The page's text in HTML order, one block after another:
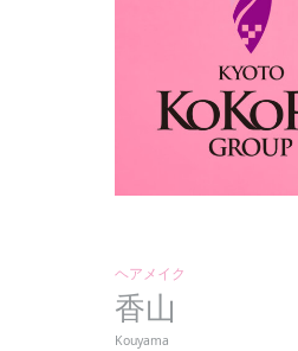
ヘアメイク
香山
Kouyama